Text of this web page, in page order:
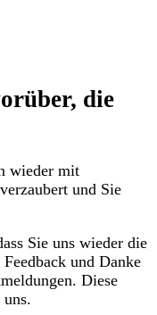
die
wieder mit
und Sie
Sie uns wieder die
und Danke
Diese